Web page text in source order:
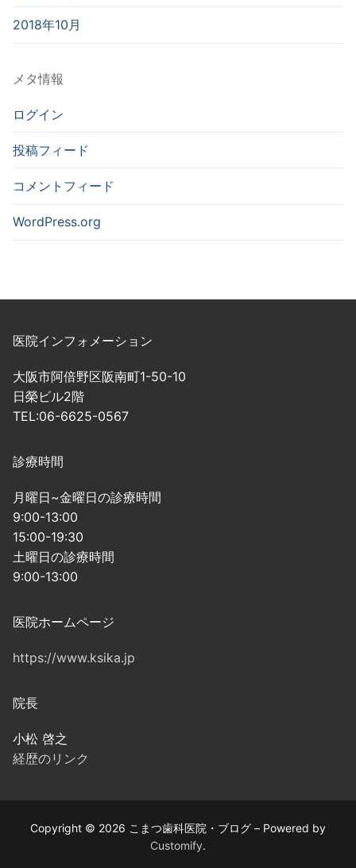
2018年10月
メタ情報
ログイン
投稿フィード
コメントフィード
WordPress.org
医院インフォメーション
大阪市阿倍野区阪南町1-50-10
日榮ビル2階
TEL:06-6625-0567
診療時間
月曜日~金曜日の診療時間
9:00-13:00
15:00-19:30
土曜日の診療時間
9:00-13:00
医院ホームページ
https://www.ksika.jp
院長
小松 啓之
経歴のリンク
Copyright © 2026 こまつ歯科医院・ブログ – Powered by
Customify.